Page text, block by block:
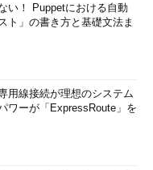
い！ Puppetにおける自動
ト」の書き方と基礎文法ま
用線接続が理想のシステム
ーが「ExpressRoute」を